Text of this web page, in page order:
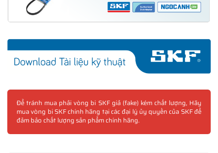
Để tránh mua phải vòng bi SKF giả (fake) kém chất lượng, Hãy
mua vòng bi SKF chính hãng tại các đại lý ủy quyền của SKF để
đảm bảo chất lượng sản phẩm chính hãng.